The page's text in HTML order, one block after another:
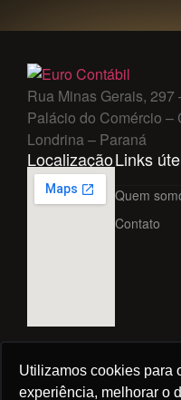
Utilizamos cookies para
experiência, melhorar o
Rua Minas Gerais, 297
Palácio do Comércio –
Londrina – Paraná
LocalizaçãoLinks
Quem
Contato